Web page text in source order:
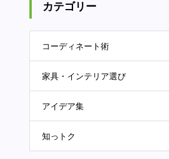
カテゴリー
コーディネート術
家具・インテリア選び
アイデア集
知っトク